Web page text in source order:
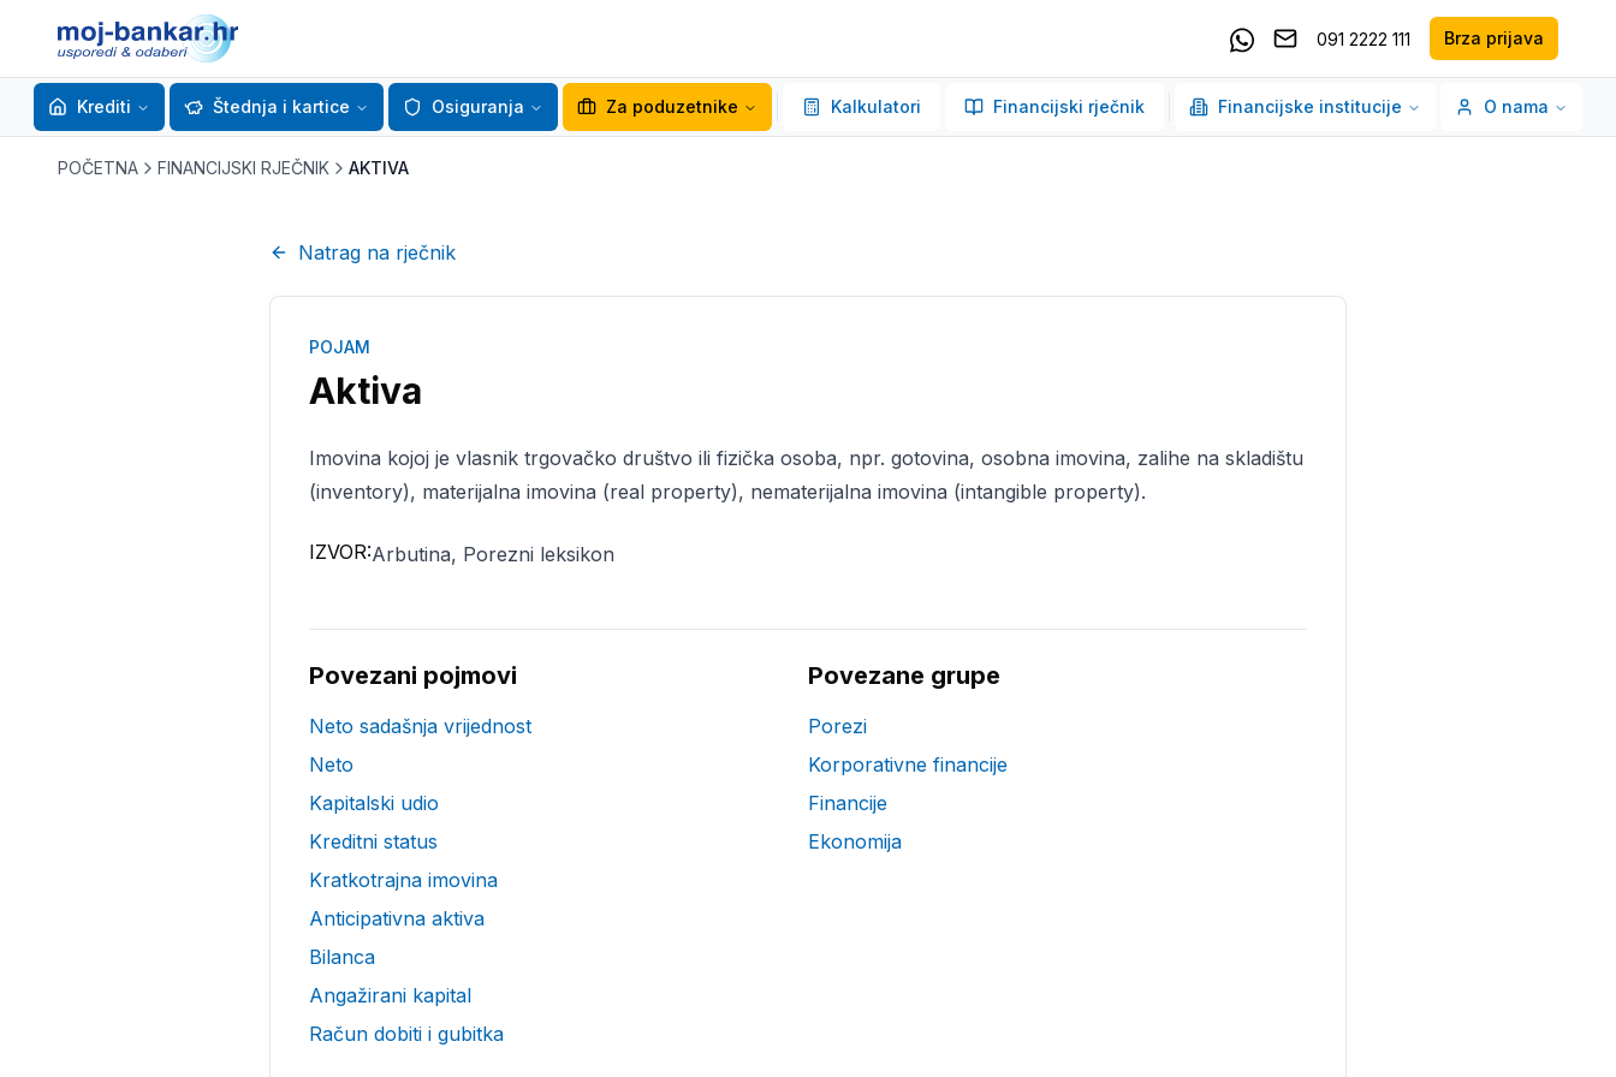
Kontaktirajte nas putem Whatsappa
091 2222 111 Brza prijava
Krediti Štednja i kartice Osiguranja Za poduzetnike Kalkulatori Financijski rječnik Financijske institucije O nama
POČETNA FINANCIJSKI RJEČNIK AKTIVA
Natrag na rječnik
POJAM
Aktiva
Imovina kojoj je vlasnik trgovačko društvo ili fizička osoba, npr. gotovina, osobna imovina, zalihe na skladištu
(inventory), materijalna imovina (real property), nematerijalna imovina (intangible property).
IZVOR:Arbutina, Porezni leksikon
Povezani pojmovi
Neto sadašnja vrijednost
Neto
Kapitalski udio
Kreditni status
Kratkotrajna imovina
Anticipativna aktiva
Bilanca
Angažirani kapital
Račun dobiti i gubitka
Povezane grupe
Porezi
Korporativne financije
Financije
Ekonomija